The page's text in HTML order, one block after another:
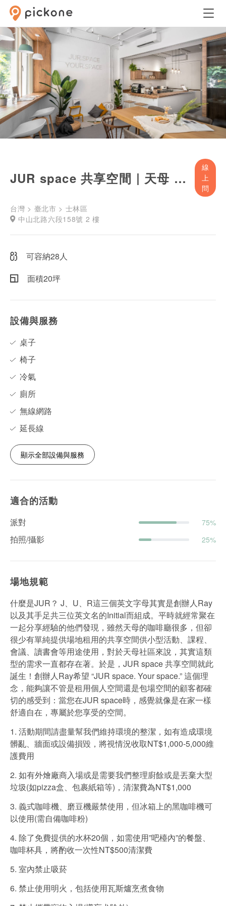
JUR space 共享空間｜天母 -【 全區 A+B區 】場地租借 -『捷運芝山站2號出口 天母SOGO旁』士林區天母場地租借
線
上
問
台灣 > 臺北市 > 士林區
中山北路六段158號 2 樓
可容納28人
面積20坪
設備與服務
桌子
椅子
冷氣
廁所
無線網路
延長線
顯示全部設備與服務
適合的活動
派對 75%
拍照/攝影 25%
場地規範
什麼是JUR？ J、U、R這三個英文字母其實是創辦人Ray
以及其手足共三位英文名的Initial而組成。平時就經常聚在
一起分享經驗的他們發現，雖然天母的咖啡廳很多，但卻
很少有單純提供場地租用的共享空間供小型活動、課程、
會議、讀書會等用途使用，對於天母社區來說，其實這類
型的需求一直都存在著。於是，JUR space 共享空間就此
誕生！創辦人Ray希望 “JUR space. Your space.” 這個理
念，能夠讓不管是租用個人空間還是包場空間的顧客都確
切的感受到：當您在JUR space時，感覺就像是在家一樣
舒適自在，專屬於您享受的空間。
1. 活動期間請盡量幫我們維持環境的整潔，如有造成環境
髒亂、牆面或設備損毀，將視情況收取NT$1,000-5,000維
護費用
2. 如有外燴廠商入場或是需要我們整理廚餘或是丟棄大型
垃圾(如pizza盒、包裹紙箱等)，清潔費為NT$1,000
3. 義式咖啡機、磨豆機嚴禁使用，但冰箱上的黑咖啡機可
以使用(需自備咖啡粉)
4. 除了免費提供的水杯20個，如需使用”吧檯內”的餐盤、
咖啡杯具，將酌收一次性NT$500清潔費
5. 室內禁止吸菸
6. 禁止使用明火，包括使用瓦斯爐烹煮食物